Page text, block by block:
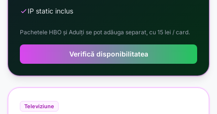
Televiziune
IP static inclus
Pachetele HBO și Adulți se pot adăuga separat, cu 15 lei / card.
Verifică disponibilitatea